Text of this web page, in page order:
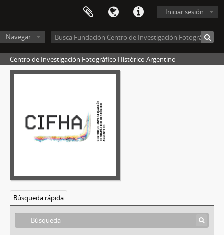
Iniciar sesión
Navegar
Centro de Investigación Fotográfico Histórico Argentino
Búsqueda rápida
[Sección] Documentos del baúl norteamericano
[Sección] Trabajo comercial en Argentina, 1900-1943
[Serie] Fotografías en placa de vidrio, 1900-1921
[Serie] Fotografías en nitrato de celulosa, 1925-1936
[Unidad documental simple] Foto 002, ca. 1934
[Unidad documental simple] Foto 003, ca. 1926
[Unidad documental simple] Foto 004
[Unidad documental simple] Foto 005
[Unidad documental simple] Foto 009
[Unidad documental simple] Foto 011, ca. 1933
[Unidad documental simple] Foto 012, ca. 1932